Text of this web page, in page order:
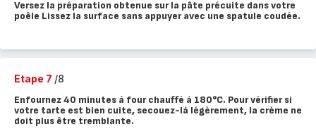
Versez la préparation obtenue sur la pâte précuite dans votre
poêle Lissez la surface sans appuyer avec une spatule coudée.
Etape 7 /8
Enfournez 40 minutes à four chauffé à 180°C. Pour vérifier si
votre tarte est bien cuite, secouez-là légèrement, la crème ne
doit plus être tremblante.